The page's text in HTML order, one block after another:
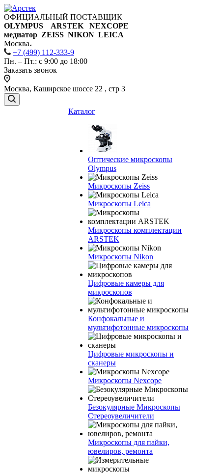
ОФИЦИАЛЬНЫЙ ПОСТАВЩИК
OLYMPUS ARSTEK NEXCOPE
медиатор ZEISS NIKON LEICA
Москва
+7 (499) 112-333-9
Пн. – Пт.: с 9:00 до 18:00
Заказать звонок
Москва, Каширское шоссе 22 , стр 3
Каталог
Оптические микроскопы
Olympus
Микроскопы Zeiss
Микроскопы Leica
Микроскопы комплектации
ARSTEK
Микроскопы Nikon
Цифровые камеры для
микроскопов
Конфокальные и
мультифотонные микроскопы
Цифровые микроскопы и
сканеры
Микроскопы Nexcope
Безокулярные Микроскопы
Стереоувеличители
Микроскопы для пайки,
ювелиров, ремонта